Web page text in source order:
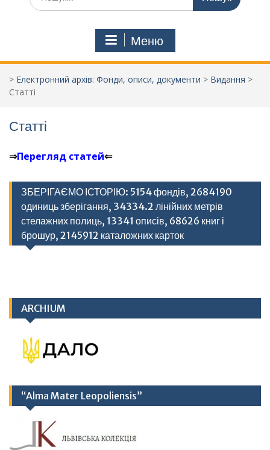
Меню
> Електронний архів: Фонди, описи, документи > Видання >
Статті
Статті
⇒Перегляд статей⇐
ЗБЕРІГАЄМО ІСТОРІЮ: 5154 фондів, 2684190
одиниць зберігання, 34334.2 лінійних метрів
стелажних полиць, 13341 описів, 68626 книг і
брошур, 2145912 каталожних карток
ARCHIUM
“Alma Mater Leopoliensis”